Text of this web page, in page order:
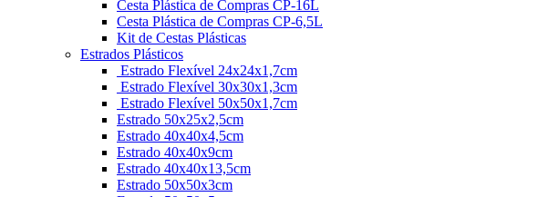
Cesta Plástica de Compras CP-16L
Cesta Plástica de Compras CP-6,5L
Kit de Cestas Plásticas
Estrados Plásticos
Estrado Flexível 24x24x1,7cm
Estrado Flexível 30x30x1,3cm
Estrado Flexível 50x50x1,7cm
Estrado 50x25x2,5cm
Estrado 40x40x4,5cm
Estrado 40x40x9cm
Estrado 40x40x13,5cm
Estrado 50x50x3cm